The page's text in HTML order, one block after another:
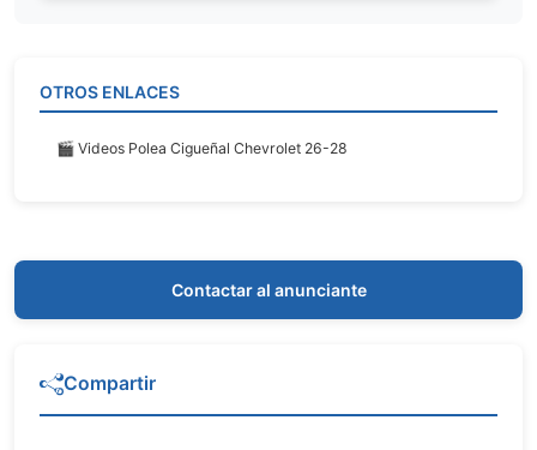
OTROS ENLACES
🎬 Videos Polea Cigueñal Chevrolet 26-28
Contactar al anunciante
Compartir